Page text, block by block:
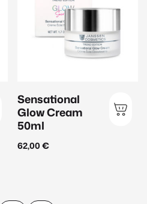
Sensational
Glow Cream
50ml
62,00€